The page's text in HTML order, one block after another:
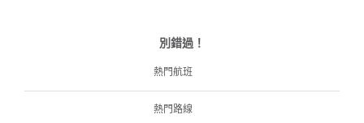
別錯過！
熱門航班
熱門路線